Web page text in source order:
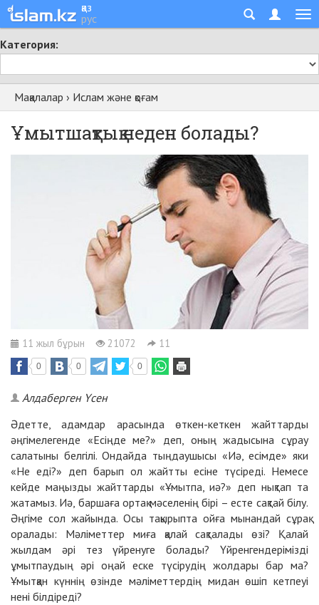
қаз
рус
Категория:
Мақалалар › Ислам және қоғам
Ұмытшақтық неден болады?
11 жыл бұрын 21072 11
0 0 0
Алдаберген Үсен
Әдетте, адамдар арасында өткен-кеткен жайттарды
әңгімелегенде «Есіңде ме?» деп, оның жадысына сұрау
салатыны белгілі. Ондайда тыңдаушысы «Иә, есімде» яки
«Не еді?» деп барып ол жайтты есіне түсіреді. Немесе
кейде маңызды жайттарды «Ұмытпа, иә?» деп нықтап та
жатамыз. Иә, баршаға ортақ мәселенің бірі – есте сақтай білу.
Әңгіме сол жайында. Осы тақырыпта ойға мынандай сұрақ
оралады: Мәліметтер миға қалай сақталады өзі? Қалай
жылдам әрі тез үйренуге болады? Үйренгендерімізді
ұмытпаудың әрі оңай еске түсірудің жолдары бар ма?
Ұмытқан күннің өзінде мәліметтердің мидан өшіп кетпеуі
нені білдіреді?